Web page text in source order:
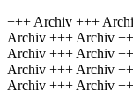
+++ Archiv +++
Archiv +++ Archiv
Archiv +++ Archiv
Archiv +++ Archiv
Archiv +++ Archiv